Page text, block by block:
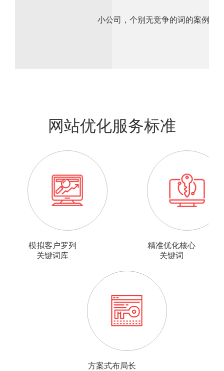
小公司，个别无竞争的词的案例
网站优化服务标准
模拟客户罗列
关键词库
精准优化核心
关键词
方案式布局长